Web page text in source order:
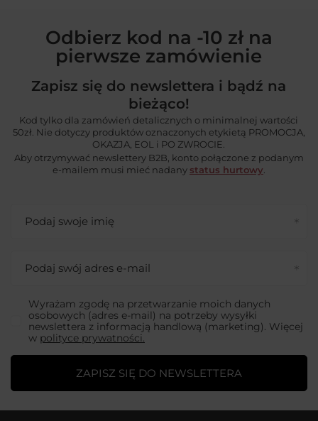
Odbierz kod na -10 zł na
pierwsze zamówienie
Zapisz się do newslettera i bądź na
bieżąco!
Kod tylko dla zamówień detalicznych o minimalnej wartości
50zł. Nie dotyczy produktów oznaczonych etykietą PROMOCJA,
OKAZJA, EOL i PO ZWROCIE.
Aby otrzymywać newslettery B2B, konto połączone z podanym
e-mailem musi mieć nadany status hurtowy
Podaj swoje imię
Podaj swój adres e-mail
Wyrażam zgodę na przetwarzanie moich danych
osobowych (adres e-mail) na potrzeby wysyłki
newslettera z informacją handlową (marketing). Więcej
w polityce prywatności.
ZAPISZ SIĘ DO NEWSLETTERA